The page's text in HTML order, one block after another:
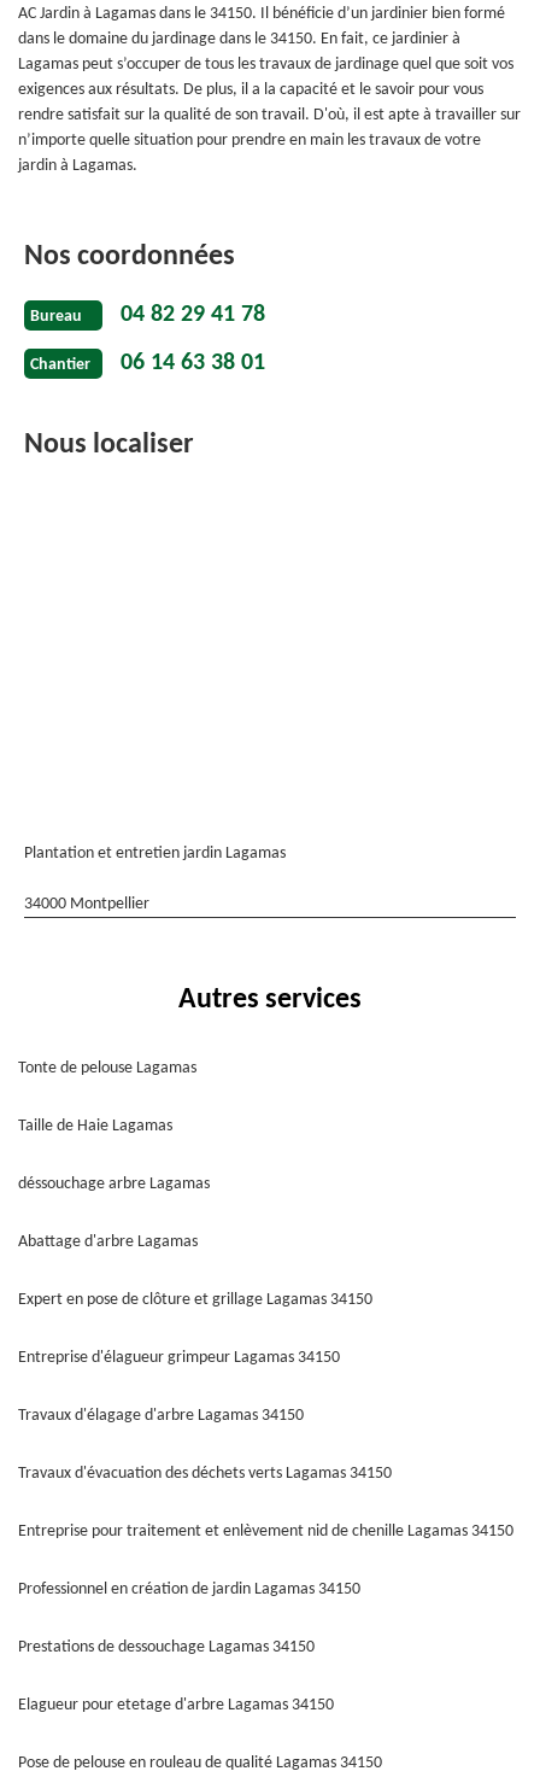
AC Jardin à Lagamas dans le 34150. Il bénéficie d’un jardinier bien formé
dans le domaine du jardinage dans le 34150. En fait, ce jardinier à
Lagamas peut s’occuper de tous les travaux de jardinage quel que soit vos
exigences aux résultats. De plus, il a la capacité et le savoir pour vous
rendre satisfait sur la qualité de son travail. D'où, il est apte à travailler sur
n’importe quelle situation pour prendre en main les travaux de votre
jardin à Lagamas.
Nos coordonnées
Bureau 04 82 29 41 78
Chantier 06 14 63 38 01
Nous localiser
Plantation et entretien jardin Lagamas
34000 Montpellier
Autres services
Tonte de pelouse Lagamas
Taille de Haie Lagamas
déssouchage arbre Lagamas
Abattage d'arbre Lagamas
Expert en pose de clôture et grillage Lagamas 34150
Entreprise d'élagueur grimpeur Lagamas 34150
Travaux d'élagage d'arbre Lagamas 34150
Travaux d'évacuation des déchets verts Lagamas 34150
Entreprise pour traitement et enlèvement nid de chenille Lagamas 34150
Professionnel en création de jardin Lagamas 34150
Prestations de dessouchage Lagamas 34150
Elagueur pour etetage d'arbre Lagamas 34150
Pose de pelouse en rouleau de qualité Lagamas 34150